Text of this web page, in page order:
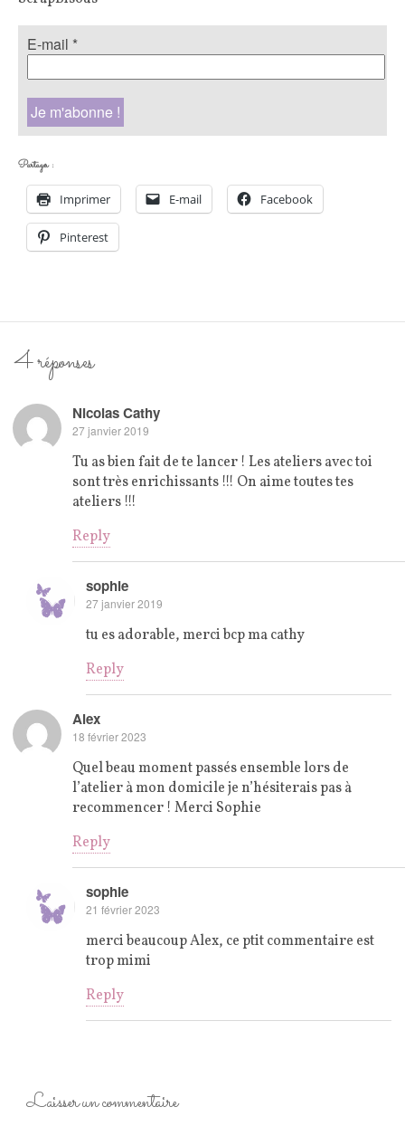
E-mail *
Partager :
Imprimer E-mail Facebook
Pinterest
4 réponses
Nicolas Cathy
27 janvier 2019
Tu as bien fait de te lancer ! Les ateliers avec toi
sont très enrichissants !!! On aime toutes tes
ateliers !!!
Reply
sophie
27 janvier 2019
tu es adorable, merci bcp ma cathy
Reply
Alex
18 février 2023
Quel beau moment passés ensemble lors de
l’atelier à mon domicile je n’hésiterais pas à
recommencer ! Merci Sophie
Reply
sophie
21 février 2023
merci beaucoup Alex, ce ptit commentaire est
trop mimi
Reply
Laisser un commentaire